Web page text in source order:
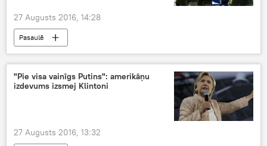
27 Augusts 2016, 14:28
Pasaulē
"Pie visa vainīgs Putins": amerikāņu
izdevums izsmej Klintoni
27 Augusts 2016, 13:32